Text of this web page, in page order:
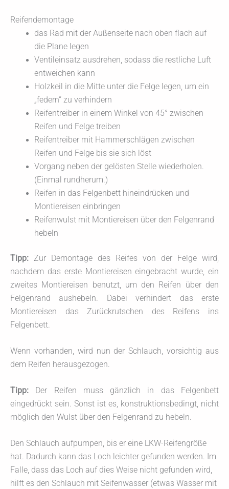
Reifendemontage
das Rad mit der Außenseite nach oben flach auf
die Plane legen
Ventileinsatz ausdrehen, sodass die restliche Luft
entwei­chen kann
Holzkeil in die Mitte unter die Felge legen, um ein
„federn“ zu verhindern
Reifentreiber in einem Winkel von 45° zwi­schen
Reifen und Felge treiben
Reifentreiber mit Hammerschlägen zwi­schen
Reifen und Felge bis sie sich löst
Vorgang neben der gelösten Stelle wiederholen.
(Einmal rundherum.)
Reifen in das Felgenbett hineindrücken und
Montiereisen einbringen
Reifenwulst mit Montiereisen über den Felgenrand
hebeln
Tipp: Zur Demontage des Reifes von der Felge wird,
nachdem das erste Montiereisen eingebracht wurde, ein
zweites Montiereisen benutzt, um den Reifen über den
Felgenrand aushebeln. Dabei verhindert das erste
Montiereisen das Zurückrutschen des Reifens ins
Felgenbett.
Wenn vorhanden, wird nun der Schlauch, vorsichtig aus
dem Reifen herausgezogen.
Tipp: Der Reifen muss gänzlich in das Felgenbett
eingedrückt sein. Sonst ist es, konstruktionsbedingt, nicht
möglich den Wulst über den Felgenrand zu hebeln.
Den Schlauch aufpumpen, bis er eine LKW-Reifengröße
hat. Dadurch kann das Loch leichter gefunden werden. Im
Falle, dass das Loch auf dies Weise nicht gefunden wird,
hilft es den Schlauch mit Seifenwasser (etwas Wasser mit